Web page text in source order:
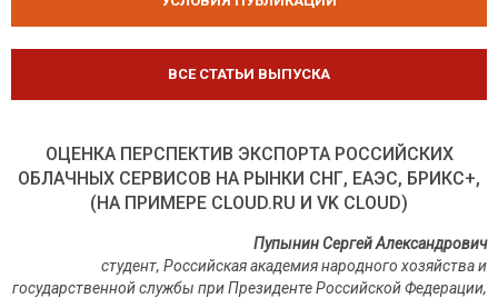
ВСЕ СТАТЬИ ВЫПУСКА
ОЦЕНКА ПЕРСПЕКТИВ ЭКСПОРТА РОССИЙСКИХ
ОБЛАЧНЫХ СЕРВИСОВ НА РЫНКИ СНГ, ЕАЭС, БРИКС+,
(НА ПРИМЕРЕ CLOUD.RU И VK CLOUD)
Пупынин Сергей Александрович
студент, Российская академия народного хозяйства и
государственной службы при Президенте Российской Федерации,